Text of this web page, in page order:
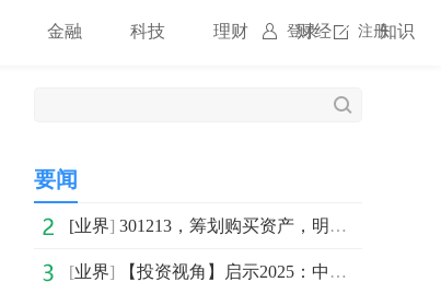
登录 注册
金融 科技 理财 财经 知识
要闻
[业界] 301213，筹划购买资产，明起停牌！
[业界] 【投资视角】启示2025：中国电梯媒体行业投融资及兼并重组分析（附投融资事件、产业园区和兼并重组等）